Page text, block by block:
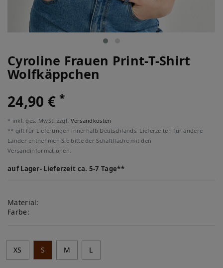
Cyroline Frauen Print-T-Shirt
Wolfkäppchen
24,90 €*
* inkl. ges. MwSt. zzgl. Versandkosten
** gilt für Lieferungen innerhalb Deutschlands, Lieferzeiten für andere
Länder entnehmen Sie bitte der Schaltfläche mit den
Versandinformationen.
auf Lager- Lieferzeit ca. 5-7 Tage**
Material:
Farbe:
XS S M L